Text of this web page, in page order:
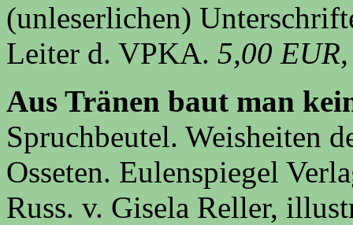
(unleserlichen)
Leiter d. VPKA. 5,00 EUR
Aus Tränen baut man
Spruchbeutel. Weisheiten
Osseten. Eulenspiegel
Russ. v. Gisela Reller,